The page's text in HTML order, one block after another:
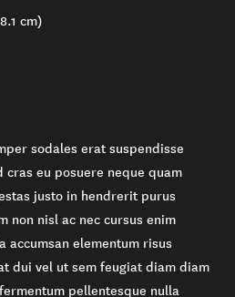
cm)
sodales erat suspendisse
eu posuere neque quam
justo in hendrerit purus
non nisl ac nec cursus enim
accumsan elementum risus
dui vel ut sem feugiat diam diam
pellentesque nulla